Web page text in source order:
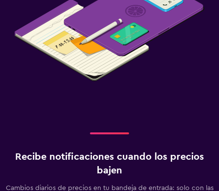
Comidas para niños
Buffet infantil
Zona cubierta de juegos
Equipo infantil para zona de juegos al aire libre
Recibe notificaciones cuando los precios
bajen
Cambios diarios de precios en tu bandeja de entrada: solo con las